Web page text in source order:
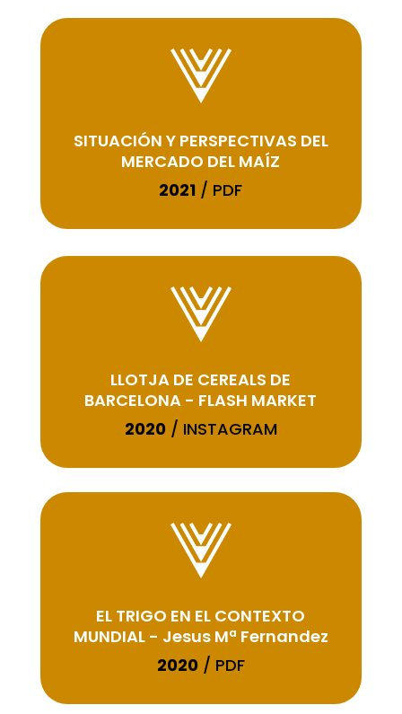
SITUACIÓN Y PERSPECTIVAS DEL
MERCADO DEL MAÍZ
2021 / PDF
LLOTJA DE CEREALS DE
BARCELONA - FLASH MARKET
2020 / INSTAGRAM
EL TRIGO EN EL CONTEXTO
MUNDIAL - Jesus Mª Fernandez
2020 / PDF